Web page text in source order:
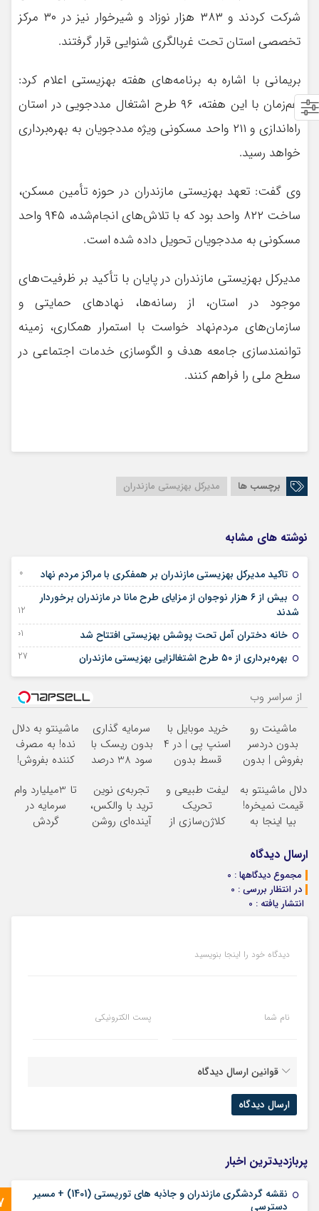
شرکت کردند و ۳۸۳ هزار نوزاد و شیرخوار نیز در ۳۰ مرکز
تخصصی استان تحت غربالگری شنوایی قرار گرفتند.
بریمانی با اشاره به برنامه‌های هفته بهزیستی اعلام کرد:
هم‌زمان با این هفته، ۹۶ طرح اشتغال مددجویی در استان
راه‌اندازی و ۲۱۱ واحد مسکونی ویژه مددجویان به بهره‌برداری
خواهد رسید.
وی گفت: تعهد بهزیستی مازندران در حوزه تأمین مسکن،
ساخت ۸۲۲ واحد بود که با تلاش‌های انجام‌شده، ۹۴۵ واحد
مسکونی به مددجویان تحویل داده شده است.
مدیرکل بهزیستی مازندران در پایان با تأکید بر ظرفیت‌های
موجود در استان، از رسانه‌ها، نهادهای حمایتی و
سازمان‌های مردم‌نهاد خواست با استمرار همکاری، زمینه
توانمندسازی جامعه هدف و الگوسازی خدمات اجتماعی در
سطح ملی را فراهم کنند.
برچسب ها مدیرکل بهزیستی مازندران
نوشته های مشابه
تاکید مدیرکل بهزیستی مازندران بر همفکری با مراکز مردم نهاد 30 جولای 2025
بیش از ۶ هزار نوجوان از مزایای طرح مانا در مازندران برخوردار
شدند
12 سپتامبر 2023
خانه دختران آمل تحت پوشش بهزیستی افتتاح شد 01 سپتامبر 2022
بهره‌برداری از ۵۰ طرح اشتغالزایی بهزیستی مازندران 27 آگوست 2022
از سراسر وب
ماشینت رو
بدون دردسر
بفروش | بدون
خرید موبایل با
اسنپ پی | در ۴
قسط بدون
سرمایه گذاری
بدون ریسک با
سود 38 درصد
ماشینتو به دلال
نده! به مصرف
کننده بفروش!
یک تماس
دلال ماشینتو به
قیمت نمیخره!
بیا اینجا به
بفروش*فقط
خریدار واقعی*
لیفت طبیعی و
تحریک
کلاژن‌سازی از
تجربه‌ی نوین
ترید با والکس،
آینده‌ای روشن
تا 3میلیارد وام
سرمایه در
گردش
ارسال دیدگاه
مجموع دیدگاهها : 0
در انتظار بررسی : 0
انتشار یافته : 0
دیدگاه خود را اینجا بنویسید
نام شما پست الکترونیکی
قوانین ارسال دیدگاه
پربازدیدترین اخبار
نقشه گردشگری مازندران و جاذبه های توریستی (1401) + مسیر
دسترسی